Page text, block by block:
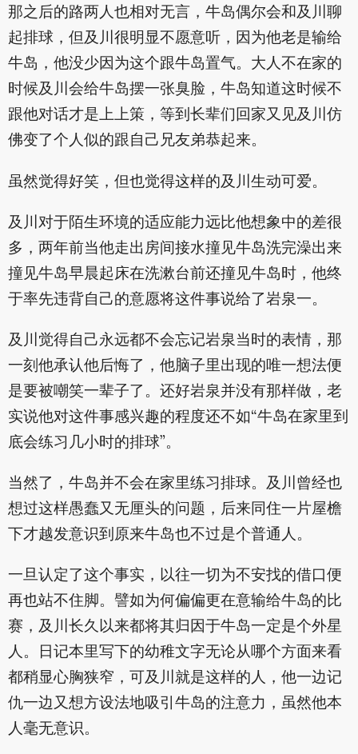
那之后的路两人也相对无言，牛岛偶尔会和及川聊
起排球，但及川很明显不愿意听，因为他老是输给
牛岛，他没少因为这个跟牛岛置气。大人不在家的
时候及川会给牛岛摆一张臭脸，牛岛知道这时候不
跟他对话才是上上策，等到长辈们回家又见及川仿
佛变了个人似的跟自己兄友弟恭起来。
虽然觉得好笑，但也觉得这样的及川生动可爱。
及川对于陌生环境的适应能力远比他想象中的差很
多，两年前当他走出房间接水撞见牛岛洗完澡出来
撞见牛岛早晨起床在洗漱台前还撞见牛岛时，他终
于率先违背自己的意愿将这件事说给了岩泉一。
及川觉得自己永远都不会忘记岩泉当时的表情，那
一刻他承认他后悔了，他脑子里出现的唯一想法便
是要被嘲笑一辈子了。还好岩泉并没有那样做，老
实说他对这件事感兴趣的程度还不如“牛岛在家里到
底会练习几小时的排球”。
当然了，牛岛并不会在家里练习排球。及川曾经也
想过这样愚蠢又无厘头的问题，后来同住一片屋檐
下才越发意识到原来牛岛也不过是个普通人。
一旦认定了这个事实，以往一切为不安找的借口便
再也站不住脚。譬如为何偏偏更在意输给牛岛的比
赛，及川长久以来都将其归因于牛岛一定是个外星
人。日记本里写下的幼稚文字无论从哪个方面来看
都稍显心胸狭窄，可及川就是这样的人，他一边记
仇一边又想方设法地吸引牛岛的注意力，虽然他本
人毫无意识。